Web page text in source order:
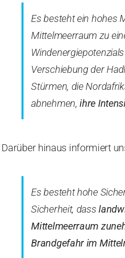
Es besteht ein hohes
Mittelmeerraum zu
Verschiebung der
Stürmen, die
abnehmen,ihre
Darüber hinaus informiert
Es besteht hohe
Sicherheit, dass
Mittelmeerraum
Brandgefahr im